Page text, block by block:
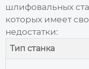
шлифовальных
которых имеет
недостатки:
Тип станка